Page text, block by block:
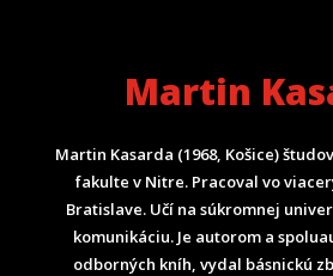
Martin
Martin Kasarda (1968, Košice)
fakulte v Nitre. Pracoval vo
Bratislave. Učí na súkromnej
komunikáciu. Je autorom a
odborných kníh, vydal básnickú